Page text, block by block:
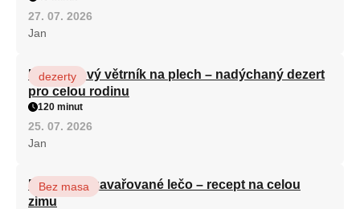
27. 07. 2026
Jan
Karamelový větrník na plech – nadýchaný dezert
pro celou rodinu
dezerty
120 minut
25. 07. 2026
Jan
Babiččino zavařované lečo – recept na celou
zimu
Bez masa